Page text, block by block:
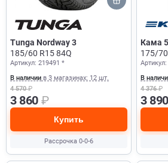
Tunga Nordway 3
185/60 R15 84Q
Артикул: 219491 *
В наличии в 3 магазинах: 12 шт.
4 570₽
3 860 ₽
Купить
Рассрочка 0-0-6
Кама
175/
В
4 376₽
3 890